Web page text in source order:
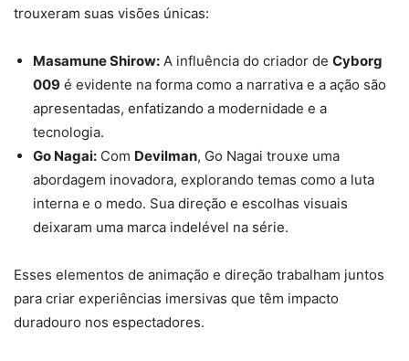
trouxeram suas visões únicas:
Masamune Shirow: A influência do criador de Cyborg
009 é evidente na forma como a narrativa e a ação são
apresentadas, enfatizando a modernidade e a
tecnologia.
Go Nagai: Com Devilman, Go Nagai trouxe uma
abordagem inovadora, explorando temas como a luta
interna e o medo. Sua direção e escolhas visuais
deixaram uma marca indelével na série.
Esses elementos de animação e direção trabalham juntos
para criar experiências imersivas que têm impacto
duradouro nos espectadores.